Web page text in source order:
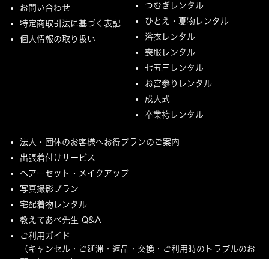
お問い合わせ
特定商取引法に基づく表記
個人情報の取り扱い
つむぎレンタル
ひとえ・夏物レンタル
浴衣レンタル
喪服レンタル
七五三レンタル
お宮参りレンタル
成人式
卒業袴レンタル
法人・団体のお客様へお得プランのご案内
出張着付けサービス
ヘアーセット・メイクアップ
写真撮影プラン
宅配着物レンタル
教えてあべ先生 Q&A
ご利用ガイド
（キャンセル・ご延滞・返品・交換・ご利用時のトラブルのお